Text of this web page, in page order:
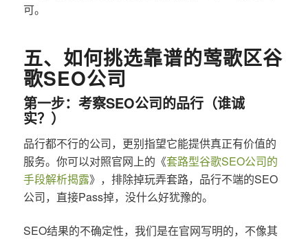
可。
五、如何挑选靠谱的莺歌区谷
歌SEO公司
第一步：考察SEO公司的品行（谁诚
实？）
品行都不行的公司，更别指望它能提供真正有价值的
服务。你可以对照官网上的《套路型谷歌SEO公司的
手段解析揭露》，排除掉玩弄套路，品行不端的SEO
公司，直接Pass掉，没什么好犹豫的。
SEO结果的不确定性，我们是在官网写明的，不像其